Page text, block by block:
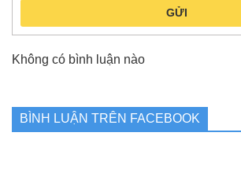
GỬI
Không có bình luận nào
BÌNH LUẬN TRÊN FACEBOOK